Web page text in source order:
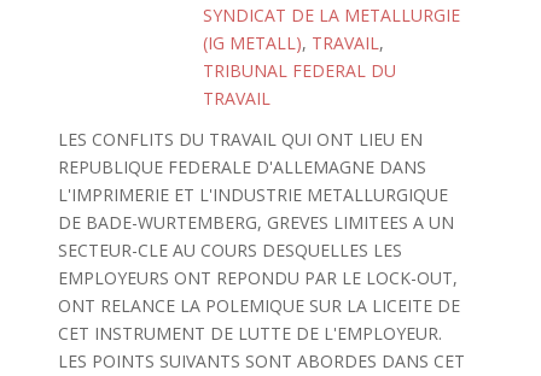
SYNDICAT DE LA METALLURGIE
(IG METALL), TRAVAIL,
TRIBUNAL FEDERAL DU
TRAVAIL
LES CONFLITS DU TRAVAIL QUI ONT LIEU EN
REPUBLIQUE FEDERALE D'ALLEMAGNE DANS
L'IMPRIMERIE ET L'INDUSTRIE METALLURGIQUE
DE BADE-WURTEMBERG, GREVES LIMITEES A UN
SECTEUR-CLE AU COURS DESQUELLES LES
EMPLOYEURS ONT REPONDU PAR LE LOCK-OUT,
ONT RELANCE LA POLEMIQUE SUR LA LICEITE DE
CET INSTRUMENT DE LUTTE DE L'EMPLOYEUR.
LES POINTS SUIVANTS SONT ABORDES DANS CET